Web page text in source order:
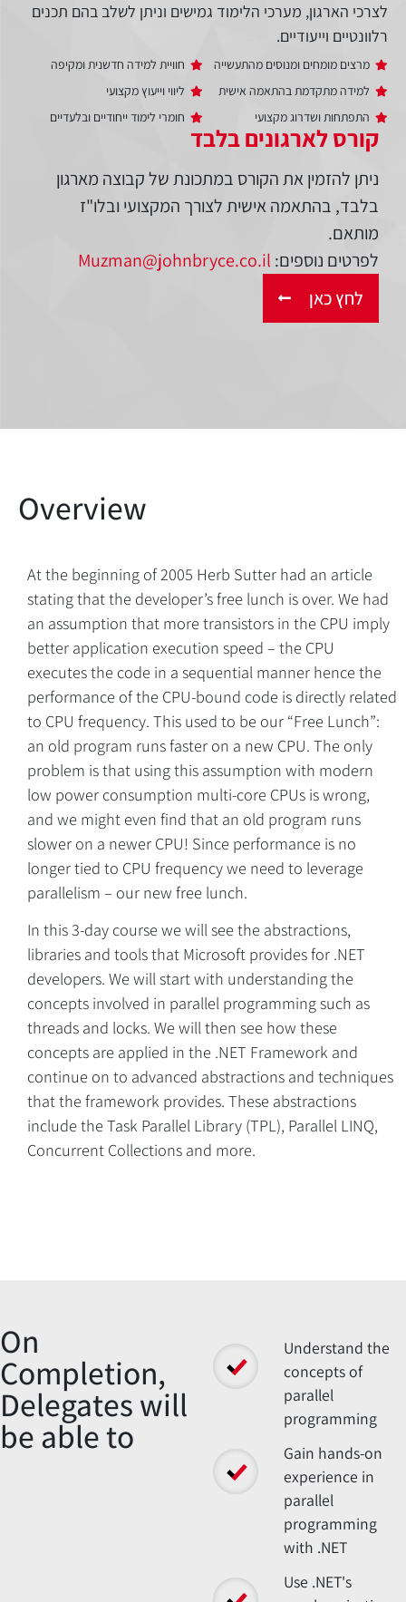
קורס לארגונים בלבד
ניתן להזמין את הקורס במתכונת של קבוצה מארגון
בלבד, בהתאמה אישית לצורך המקצועי ובלו"ז
מותאם.
לפרטים נוספים: Muzman@johnbryce.co.il
לחץ כאן
לצרכי הארגון, מערכי הלימוד גמישים וניתן לשלב בהם תכנים
רלוונטיים וייעודיים.
מרצים מומחים ומנוסים מהתעשייה
למידה מתקדמת בהתאמה אישית
התפתחות ושדרוג מקצועי
חוויית למידה חדשנית ומקיפה
ליווי וייעוץ מקצועי
חומרי לימוד ייחודיים ובלעדיים
Overview
At the beginning of 2005 Herb Sutter had an article
stating that the developer’s free lunch is over. We had
an assumption that more transistors in the CPU imply
better application execution speed – the CPU
executes the code in a sequential manner hence the
performance of the CPU-bound code is directly related
to CPU frequency. This used to be our “Free Lunch”:
an old program runs faster on a new CPU. The only
problem is that using this assumption with modern
low power consumption multi-core CPUs is wrong,
and we might even find that an old program runs
slower on a newer CPU! Since performance is no
longer tied to CPU frequency we need to leverage
parallelism – our new free lunch.
In this 3-day course we will see the abstractions,
libraries and tools that Microsoft provides for .NET
developers. We will start with understanding the
concepts involved in parallel programming such as
threads and locks. We will then see how these
concepts are applied in the .NET Framework and
continue on to advanced abstractions and techniques
that the framework provides. These abstractions
include the Task Parallel Library (TPL), Parallel LINQ,
Concurrent Collections and more.